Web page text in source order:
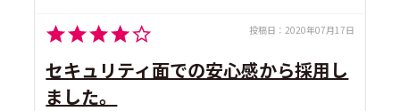
投稿日： 2020年07月17日
セキュリティ面での安心感から採用し
ました。